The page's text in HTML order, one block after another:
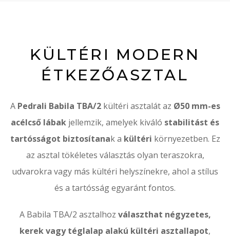
KÜLTÉRI MODERN
ÉTKEZŐASZTAL
APedrali Babila TBA/2kültéri asztalát az Ø50 mm-es
acélcső lábak jellemzik, amelyek kiváló stabilitást és
tartósságot biztosítanak a kültéri környezetben. Ez
az asztal tökéletes választás olyan teraszokra,
udvarokra vagy más kültéri helyszínekre, ahol a stílus
és a tartósság egyaránt fontos.
A Babila TBA/2 asztalhoz választhat négyzetes,
kerek vagy téglalap alakú kültéri asztallapot,